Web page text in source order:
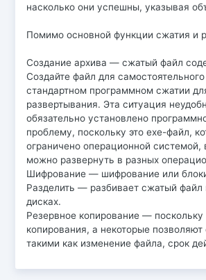
насколько они успешны, указывая
Помимо основной функции сжатия и
Создание архива — сжатый файл
Создайте файл для
стандартном программном сжатии
развертывания. Эта ситуация
обязательно установлено
проблему, поскольку это exe-файл,
ограничено операционной системой,
можно развернуть в разных
Шифрование — шифрование или
Разделить — разбивает сжатый файл
дисках.
Резервное копирование —
копирования, а некоторые
такими как изменение файла, срок